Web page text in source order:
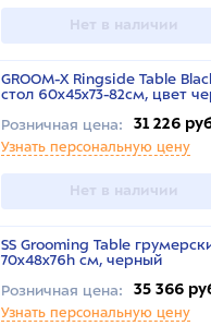
Нет в наличии
GROOM-X Ringside Table
стол 60x45x73-82см, цвет
Розничная цена:
31 226
Узнать персональную цену
Нет в наличии
SS Grooming Table
70x48x76h см, черный
Розничная цена:
35 366
Узнать персональную цену